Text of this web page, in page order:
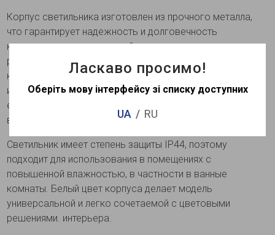
Корпус светильника изготовлен из прочного металла,
что гарантирует надежность и долговечность
конструкции, а пластиковый рассеиватель равномерно
распределяет световой поток, создавая мягкое
комфортное освещение без резких теней. Благодаря
индекса цветопередачи CRI ≥80 свет передает
естественный цвет предметов интерьера, что особенно
важно для жилых помещений.
Светильник имеет степень защиты IP44, поэтому
подходит для использования в помещениях с
повышенной влажностью, в частности в ванные
комнаты. Белый цвет корпуса делает модель
универсальной и легко сочетаемой с цветовыми
решениями. интерьера.
Ласкаво просимо!
Оберіть мову інтерфейсу зі списку доступних
UA RU